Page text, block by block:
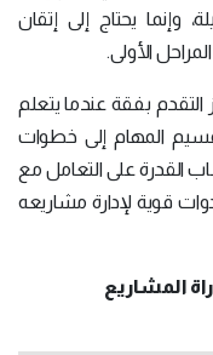
وإنما يحتاج إلى إتقان
الأولى.
بفقة عندما يتعلم
المهام إلى خطوات
القدرة على التعامل مع
قوية لإدارة مشاريعه